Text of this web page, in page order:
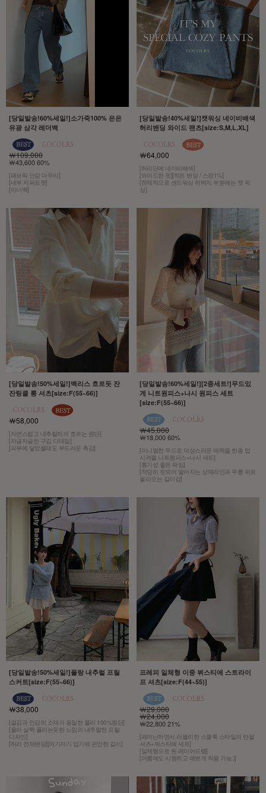
[당일발송!60%세일!]소가죽100% 은은
유광 삼각 레더백
￦109,000
￦43,600 60%
[패브릭 안감 마무리]
[내부 지퍼포켓]
[이너백]
[당일발송!40%세일!]캣워싱 네이비배색
허리밴딩 와이드 팬츠[size:S,M,L,XL]
￦64,000
[허리단에 네이비배색]
[와이드한 핏][히든 밴딩 / 스판1%]
[전체적으로 샌드워싱 허벅지 부분에는 캣 워
싱]
[당일발송!50%세일!]백리스 흐르듯 잔
잔링클 롱 셔츠[size:F(55~66)]
￦58,000
[자연스럽고 내추럴하게 흐르는 원단]
[자글자글한 구김 디테일]
[피부에 닿았을때도 부드러운 촉감]
[당일발송!60%세일!][2종세트!]무드있
게 니트원피스+나시 원피스 세트
[size:F(55~66)]
￦45,000
￦18,000 60%
[미니멀한 무드로 여성스러운 매력을 한층 업
시켜줄 니트원피스+나시 세트]
[통기성 좋은 짜임]
[적당히 핏되어 떨어지는 상체라인과 무릎 위로
올라오는 길이감]
[당일발송!50%세일!]플랑 내추럴 프릴
스커트[size:F(55~66)]
￦38,000
[겉감과 안감의 소재가 동일한 폴리 100%원단]
[올이 살짝 풀리는듯한 느낌의 내추럴한 프릴
디자인]
[허리 전체밴딩][여기저기 입기에 편안한 길이]
프레피 일체형 이중 뷔스티에 스트라이
프 셔츠[size:F(44~55)]
￦29,000
￦24,000
￦22,800 21%
[페미닌하면서 러블리한 스쿨룩 스타일의 반팔
셔츠+뷔스티에 세트]
[일체형으로 된 레이어드템]
[여름에도 시원하고 예쁘게 착용 가능:)]